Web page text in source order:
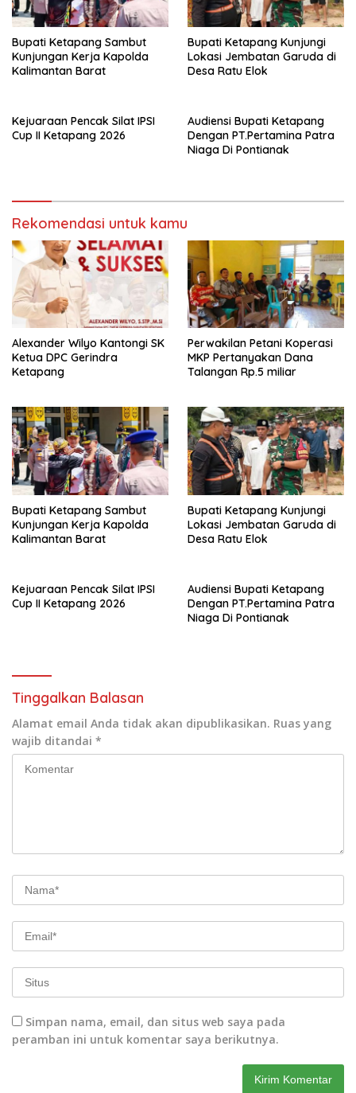
Bupati Ketapang Sambut
Kunjungan Kerja Kapolda
Kalimantan Barat
Bupati Ketapang Kunjungi
Lokasi Jembatan Garuda di
Desa Ratu Elok
Kejuaraan Pencak Silat IPSI
Cup II Ketapang 2026
Audiensi Bupati Ketapang
Dengan PT.Pertamina Patra
Niaga Di Pontianak
Rekomendasi untuk kamu
Alexander Wilyo Kantongi SK
Ketua DPC Gerindra
Ketapang
Perwakilan Petani Koperasi
MKP Pertanyakan Dana
Talangan Rp.5 miliar
Bupati Ketapang Sambut
Kunjungan Kerja Kapolda
Kalimantan Barat
Bupati Ketapang Kunjungi
Lokasi Jembatan Garuda di
Desa Ratu Elok
Kejuaraan Pencak Silat IPSI
Cup II Ketapang 2026
Audiensi Bupati Ketapang
Dengan PT.Pertamina Patra
Niaga Di Pontianak
Tinggalkan Balasan
Alamat email Anda tidak akan dipublikasikan. Ruas yang
wajib ditandai *
Simpan nama, email, dan situs web saya pada
peramban ini untuk komentar saya berikutnya.